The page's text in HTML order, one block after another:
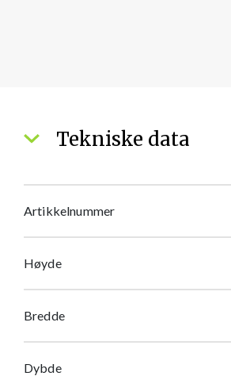
Tekniske data
Artikkelnummer
Høyde
Bredde
Dybde